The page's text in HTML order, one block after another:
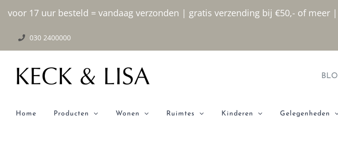
voor 17 uur besteld = vandaag verzonden | gratis verzending bij €50,- of
inhoud
030 2400000
Home Producten Wonen Ruimtes Kinderen Gelegenheden